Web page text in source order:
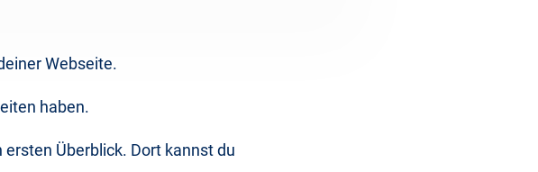
Webseite.
haben.
Überblick. Dort kannst du